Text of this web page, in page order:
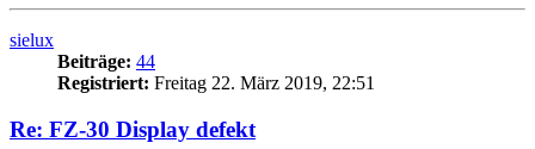
sielux
Beiträge: 44
Registriert: Freitag 22. März 2019, 22:51
Re: FZ-30 Display defekt